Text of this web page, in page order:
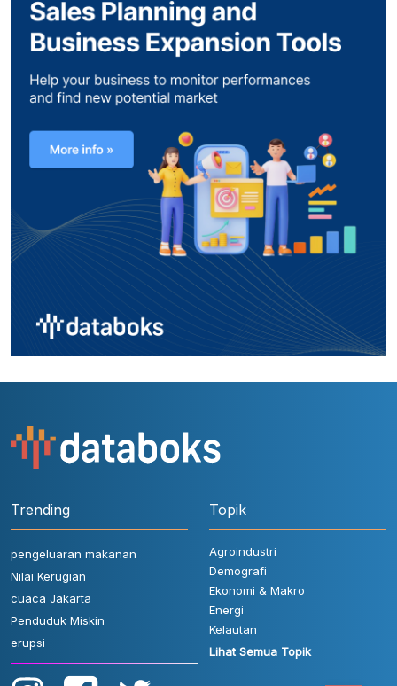
Trending
pengeluaran makanan
Nilai Kerugian
cuaca Jakarta
Penduduk Miskin
erupsi
Topik
Agroindustri
Demografi
Ekonomi & Makro
Energi
Kelautan
Lihat Semua Topik